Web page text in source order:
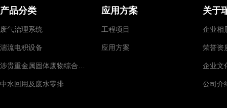
产品分类
废气治理系统
湍流电积设备
中水回用及废水零排
应用方案
工程项目
应用方案
关于
企业相
荣誉资
企业文
公司介